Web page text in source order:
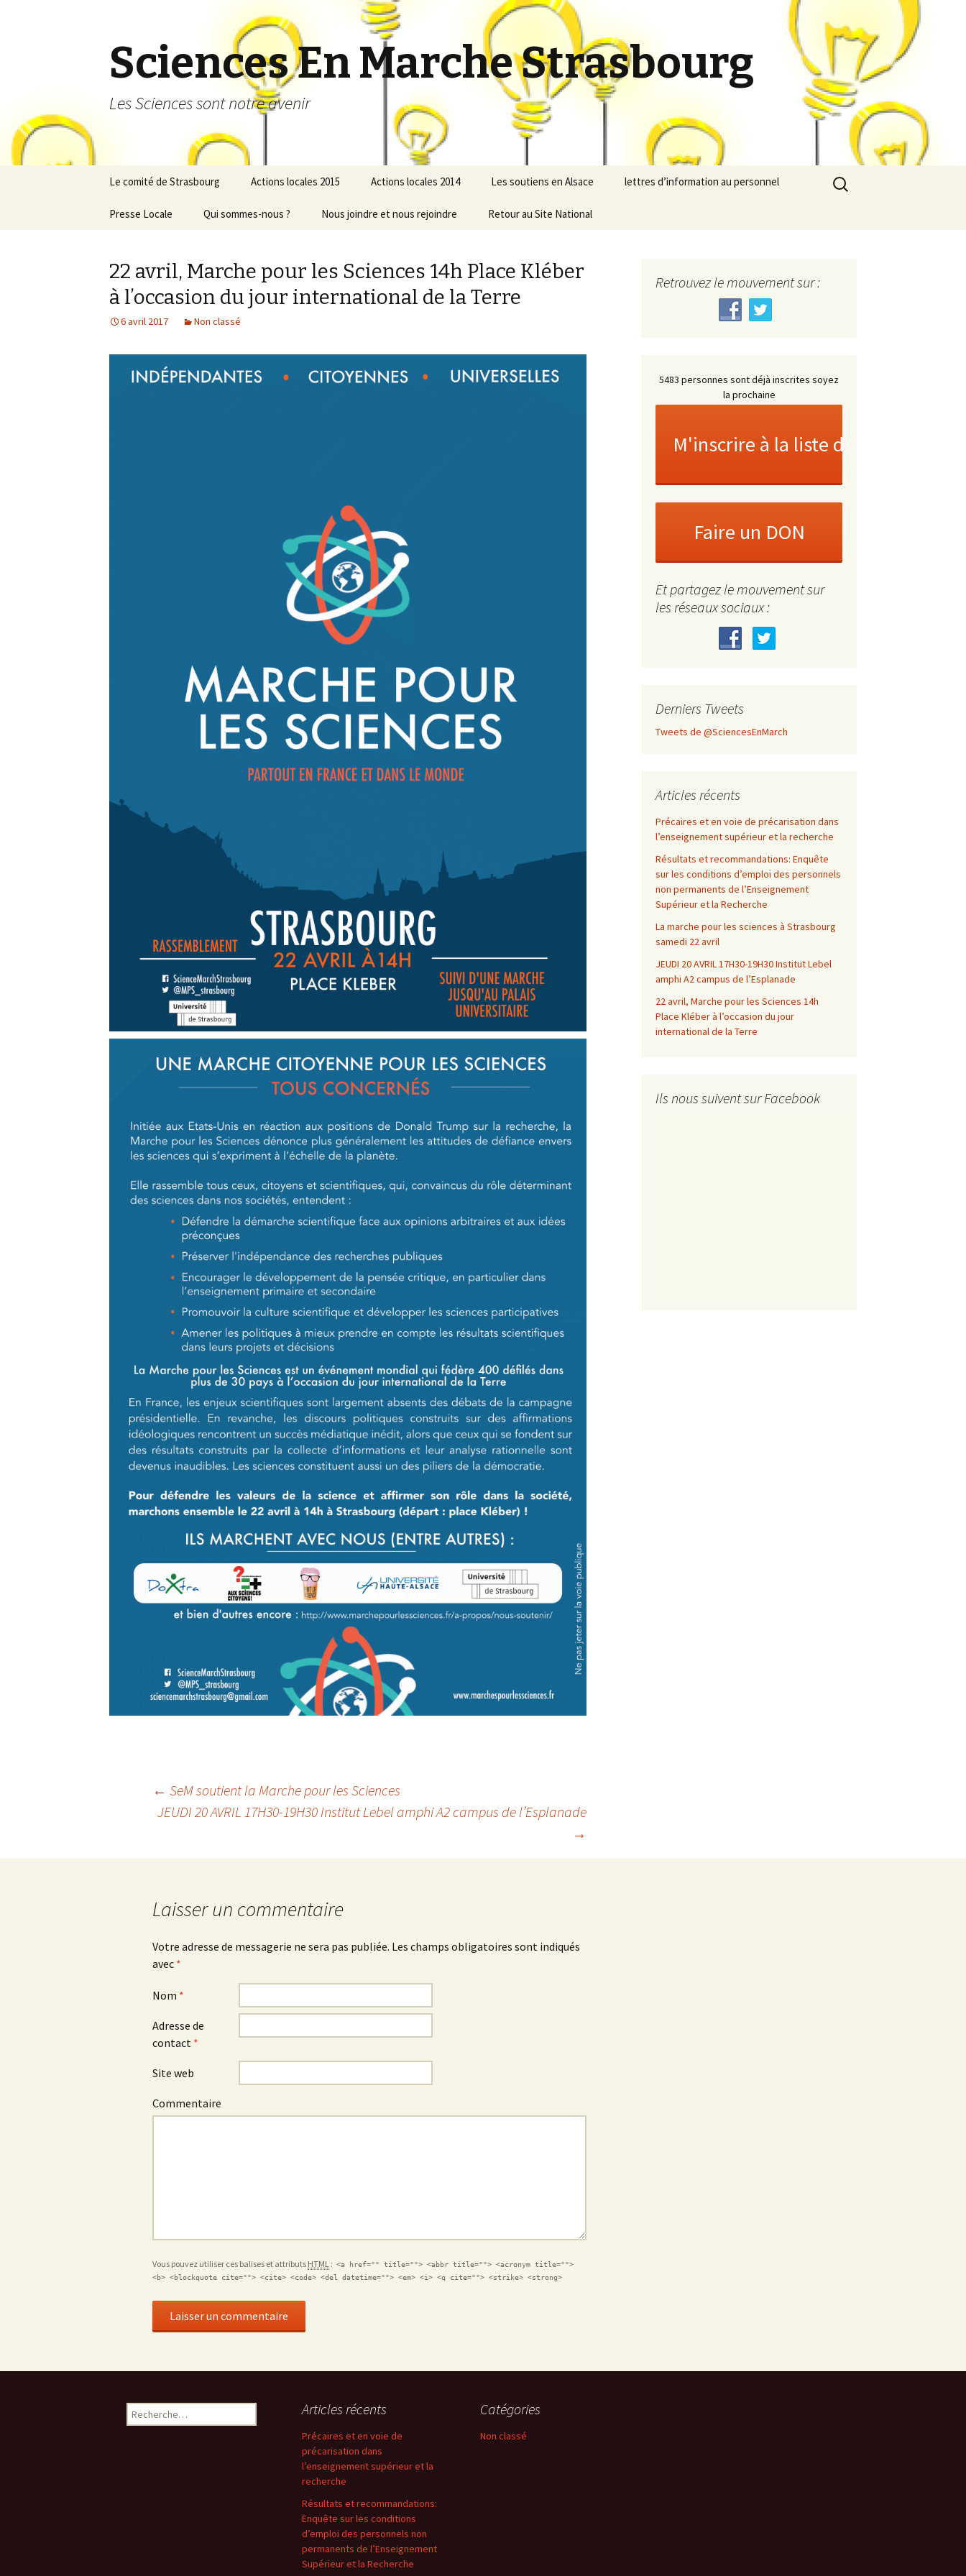
Sciences En Marche Strasbourg
Les Sciences sont notre avenir
Aller au contenu principal
Le comité de Strasbourg Actions locales 2015
Laboratoires d’Idées
Fête de la Science le OFF
de Sciences en Marche
octobre 2015
en un CLIC sur notre site
Actions locales 2014
La Marche : Septembre-
Octobre 2014
Manifs éclairantes 2014
Les soutiens en Alsace lettres d’information au personnel
Presse Locale Qui sommes-nous ? Nous joindre et nous rejoindre Retour au Site National
Rechercher :
22 avril, Marche pour les Sciences 14h Place Kléber
à l’occasion du jour international de la Terre
6 avril 2017 Non classé
Navigation des articles
← SeM soutient la Marche pour les Sciences
JEUDI 20 AVRIL 17H30-19H30 Institut Lebel amphi A2 campus de l’Esplanade
→
Laisser un commentaire
Votre adresse de messagerie ne sera pas publiée. Les champs obligatoires sont indiqués
avec *
Nom *
Adresse de
contact *
Site web
Commentaire
Vous pouvez utiliser ces balises et attributs HTML : <a href="" title=""> <abbr title=""> <acronym title="">
<b> <blockquote cite=""> <cite> <code> <del datetime=""> <em> <i> <q cite=""> <strike> <strong>
Retrouvez le mouvement sur :
5483 personnes sont déjà inscrites soyez
la prochaine
Et partagez le mouvement sur
les réseaux sociaux :
Derniers Tweets
Tweets de @SciencesEnMarch
Articles récents
Précaires et en voie de précarisation dans
l’enseignement supérieur et la recherche
Résultats et recommandations: Enquête
sur les conditions d’emploi des personnels
non permanents de l’Enseignement
Supérieur et la Recherche
La marche pour les sciences à Strasbourg
samedi 22 avril
JEUDI 20 AVRIL 17H30-19H30 Institut Lebel
amphi A2 campus de l’Esplanade
22 avril, Marche pour les Sciences 14h
Place Kléber à l’occasion du jour
international de la Terre
Ils nous suivent sur Facebook
Rechercher : Articles récents
Précaires et en voie de
précarisation dans
l’enseignement supérieur et la
recherche
Résultats et recommandations:
Enquête sur les conditions
d’emploi des personnels non
permanents de l’Enseignement
Supérieur et la Recherche
Catégories
Non classé